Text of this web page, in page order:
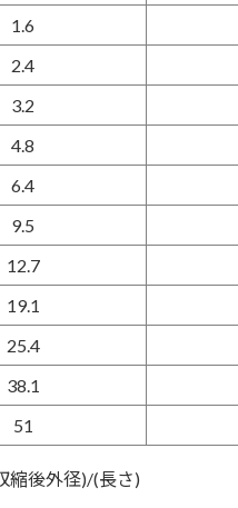
1.6
2.4
3.2
4.8
6.4
9.5
12.7
19.1
25.4
38.1
51
後外径)/(長さ)